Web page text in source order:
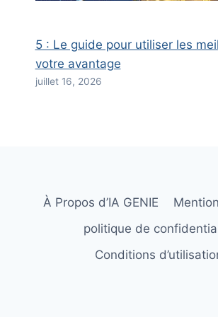
5 : Le guide pour utiliser les
votre avantage
juillet 16, 2026
À Propos d’IA GENIE
politique de
Conditions